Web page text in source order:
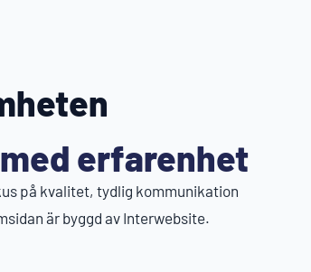
erfarenhet
på kvalitet, tydlig kommunikation
är byggd av Interwebsite.